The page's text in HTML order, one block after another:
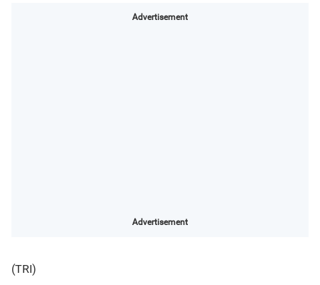
Advertisement
Advertisement
(TRI)